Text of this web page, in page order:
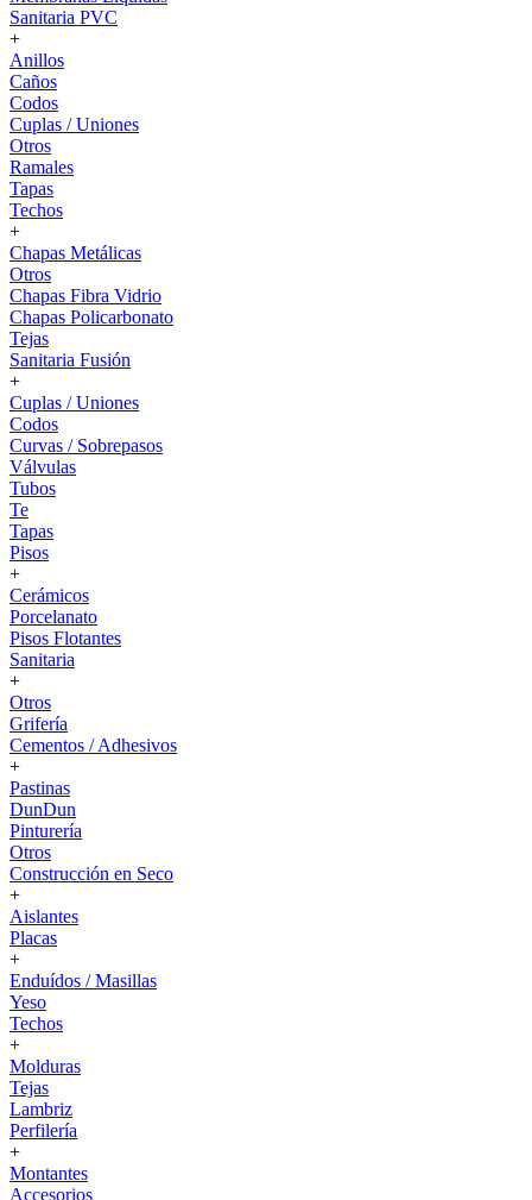
Sanitaria PVC
+
Anillos
Caños
Codos
Cuplas / Uniones
Otros
Ramales
Tapas
Techos
+
Chapas Metálicas
Otros
Chapas Fibra Vidrio
Chapas Policarbonato
Tejas
Sanitaria Fusión
+
Cuplas / Uniones
Codos
Curvas / Sobrepasos
Válvulas
Tubos
Te
Tapas
Pisos
+
Cerámicos
Porcelanato
Pisos Flotantes
Sanitaria
+
Otros
Grifería
Cementos / Adhesivos
+
Pastinas
DunDun
Pinturería
Otros
Construcción en Seco
+
Aislantes
Placas
+
Enduídos / Masillas
Yeso
Techos
+
Molduras
Tejas
Lambriz
Perfilería
+
Montantes
Accesorios